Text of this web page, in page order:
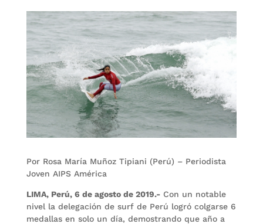
Por Rosa María Muñoz Tipiani (Perú) – Periodista
Joven AIPS América
LIMA, Perú, 6 de agosto de 2019.-Con un notable
nivel la delegación de surf de Perú logró colgarse 6
medallas en solo un día, demostrando que año a